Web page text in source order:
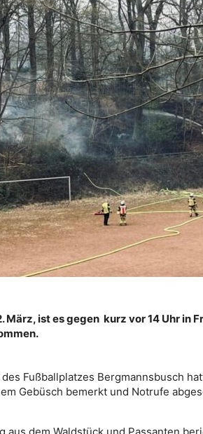
März, ist es gegen kurz vor 14 Uhr in
Fußballplatzes Bergmannsbusch
Gebüsch bemerkt und Notrufe